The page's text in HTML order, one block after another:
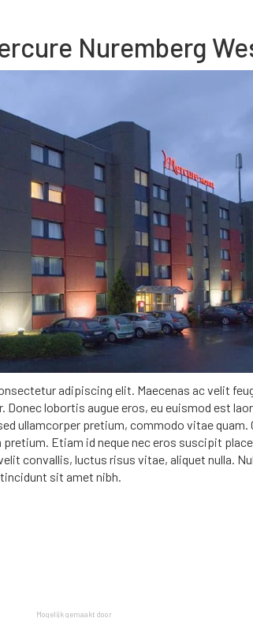
Nuremberg
adipiscing elit. Maecenas ac velit
Donec lobortis augue eros, eu euismod est
ullamcorper pretium, commodo vitae quam.
Etiam id neque nec eros suscipit
convallis, luctus risus vitae, aliquet nulla.
sit amet nibh.
Mogelijk gemaakt door